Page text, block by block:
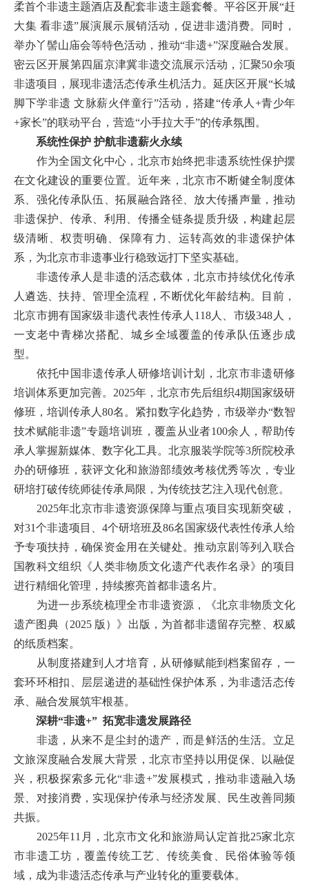
柔首个非遗主题酒店及配套非遗主题套餐。平谷区开展“赶
大集 看非遗”展演展示展销活动，促进非遗消费。同时，
举办丫髻山庙会等特色活动，推动“非遗+”深度融合发展。
密云区开展第四届京津冀非遗交流展示活动，汇聚50余项
非遗项目，展现非遗活态传承生机活力。延庆区开展“长城
脚下学非遗 文脉薪火伴童行”活动，搭建“传承人+青少年
+家长”的联动平台，营造“小手拉大手”的传承氛围。
系统性保护 护航非遗薪火永续
作为全国文化中心，北京市始终把非遗系统性保护摆
在文化建设的重要位置。近年来，北京市不断健全制度体
系、强化传承队伍、拓展融合路径、放大传播声量，推动
非遗保护、传承、利用、传播全链条提质升级，构建起层
级清晰、权责明确、保障有力、运转高效的非遗保护体
系，为北京市非遗事业行稳致远打下坚实基础。
非遗传承人是非遗的活态载体，北京市持续优化传承
人遴选、扶持、管理全流程，不断优化年龄结构。目前，
北京市拥有国家级非遗代表性传承人118人、市级348人，
一支老中青梯次搭配、城乡全域覆盖的传承队伍逐步成
型。
依托中国非遗传承人研修培训计划，北京市非遗研修
培训体系更加完善。2025年，北京市先后组织4期国家级研
修班，培训传承人80名。紧扣数字化趋势，市级举办“数智
技术赋能非遗”专题培训班，覆盖从业者100余人，帮助传
承人掌握新媒体、数字化工具。北京服装学院等3所院校承
办的研修班，获评文化和旅游部绩效考核优秀等次，专业
研培打破传统师徒传承局限，为传统技艺注入现代创意。
2025年北京市非遗资源保障与重点项目实现新突破，
对31个非遗项目、4个研培班及86名国家级代表性传承人给
予专项扶持，确保资金用在关键处。推动京剧等列入联合
国教科文组织《人类非物质文化遗产代表作名录》的项目
进行精细化管理，持续擦亮首都非遗名片。
为进一步系统梳理全市非遗资源，《北京非物质文化
遗产图典（2025 版）》出版，为首都非遗留存完整、权威
的纸质档案。
从制度搭建到人才培育，从研修赋能到档案留存，一
套环环相扣、层层递进的基础性保护体系，为非遗活态传
承、融合发展筑牢根基。
深耕“非遗+” 拓宽非遗发展路径
非遗，从来不是尘封的遗产，而是鲜活的生活。立足
文旅深度融合发展大背景，北京市坚持以用促保、以融促
兴，积极探索多元化“非遗+”发展模式，推动非遗融入场
景、对接消费，实现保护传承与经济发展、民生改善同频
共振。
2025年11月，北京市文化和旅游局认定首批25家北京
市非遗工坊，覆盖传统工艺、传统美食、民俗体验等领
域，成为非遗活态传承与产业转化的重要载体。